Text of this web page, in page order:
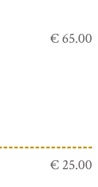
€ 65.00
€ 25.00